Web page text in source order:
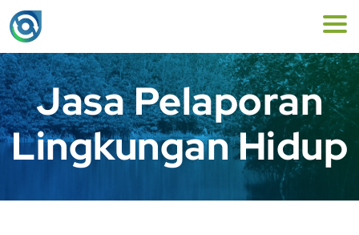
Jasa Pelaporan
Lingkungan Hidup